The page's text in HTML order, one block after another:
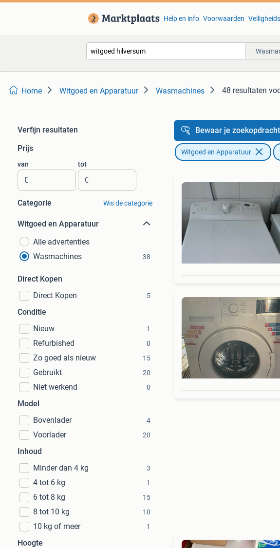
Help en info Voorwaarden
Home Witgoed en Apparatuur Wasmachines 48 resultaten
Verfijn resultaten
Prijs
van
€
tot
€
Categorie Wis de categorie
Witgoed en Apparatuur
Alle advertenties
Wasmachines
38
Direct Kopen
Direct Kopen
5
Conditie
Nieuw
1
Refurbished 0
Zo goed als nieuw 15
Gebruikt 20
Niet werkend 0
Model
Bovenlader
4
Voorlader 20
Inhoud
Minder dan 4 kg
3
4 tot 6 kg 1
6 tot 8 kg 15
8 tot 10 kg 10
10 kg of meer 1
Hoogte
Bewaar je zoekopdracht
Witgoed en Apparatuur